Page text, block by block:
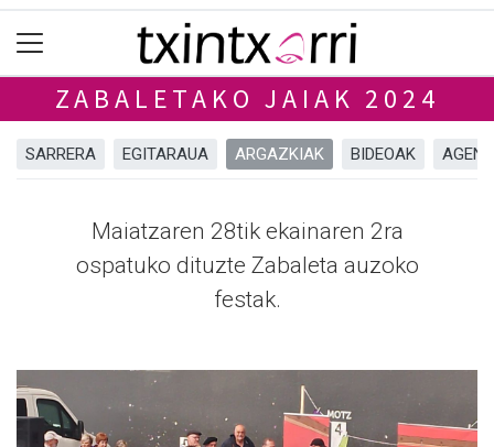
ZABALETAKO JAIAK 2024
SARRERA EGITARAUA ARGAZKIAK BIDEOAK
Maiatzaren 28tik ekainaren 2ra
ospatuko dituzte Zabaleta auzoko
festak.